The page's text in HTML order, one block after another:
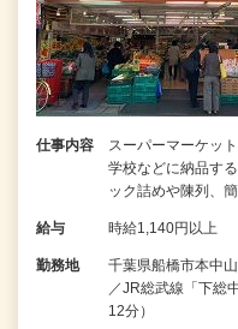
仕事内容
スーパーマーケッ
学校などに納品す
ック詰めや陳列、
給与 時給1,140円以上
勤務地
千葉県船橋市本中
／JR総武線「下総
12分）